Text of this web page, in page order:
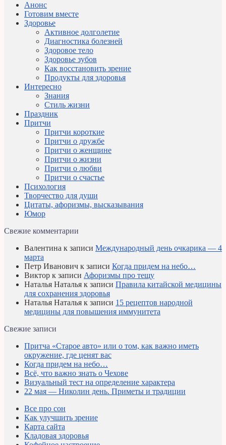
Анонс
Готовим вместе
Здоровье
Активное долголетие
Диагностика болезней
Здоровое тело
Здоровье зубов
Как восстановить зрение
Продукты для здоровья
Интересно
Знания
Стиль жизни
Праздник
Притчи
Притчи короткие
Притчи о дружбе
Притчи о женщине
Притчи о жизни
Притчи о любви
Притчи о счастье
Психология
Творчество для души
Цитаты, афоризмы, высказывания
Юмор
Свежие комментарии
Валентина к записи Международный день очкарика — 4
марта
Петр Иванович к записи Когда придем на небо…
Виктор к записи Афоризмы про тещу
Наталья Наталья к записи Правила китайской медицины
для сохранения здоровья
Наталья Наталья к записи 15 рецептов народной
медицины для повышения иммунитета
Свежие записи
Притча «Старое авто» или о том, как важно иметь
окружение, где ценят вас
Когда придем на небо…
Всё, что важно знать о Чехове
Визуальный тест на определение характера
22 мая — Николин день. Приметы и традиции
Все про сон
Как улучшить зрение
Карта сайта
Кладовая здоровья